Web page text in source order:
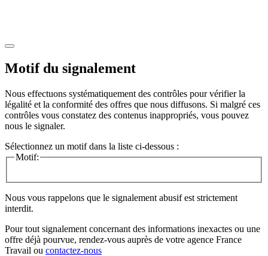
Motif du signalement
Nous effectuons systématiquement des contrôles pour vérifier la
légalité et la conformité des offres que nous diffusons. Si malgré ces
contrôles vous constatez des contenus inappropriés, vous pouvez
nous le signaler.
Sélectionnez un motif dans la liste ci-dessous :
Motif:
Nous vous rappelons que le signalement abusif est strictement
interdit.
Pour tout signalement concernant des informations inexactes ou une
offre déjà pourvue, rendez-vous auprès de votre agence France
Travail ou contactez-nous